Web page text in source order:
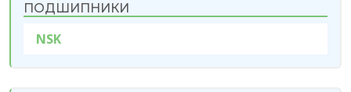
ПОДШИПНИКИ
NSK